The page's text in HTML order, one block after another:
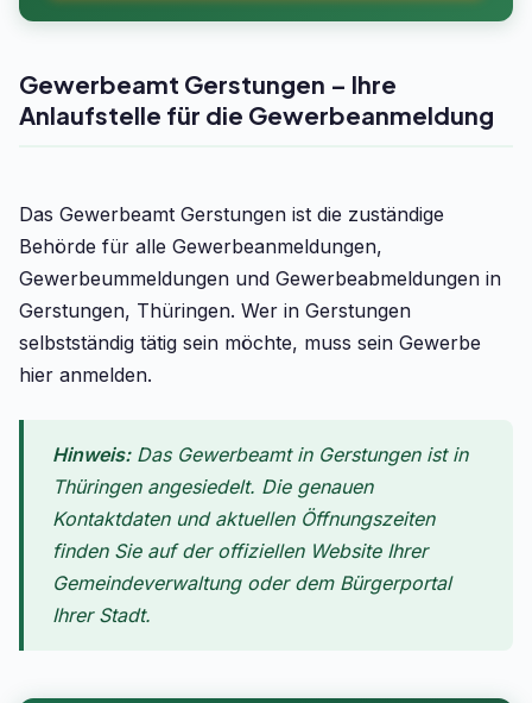
Gewerbeamt Gerstungen – Ihre
Anlaufstelle für die Gewerbeanmeldung
Das Gewerbeamt Gerstungen ist die zuständige
Behörde für alle Gewerbeanmeldungen,
Gewerbeummeldungen und Gewerbeabmeldungen in
Gerstungen, Thüringen. Wer in Gerstungen
selbstständig tätig sein möchte, muss sein Gewerbe
hier anmelden.
Hinweis:Das Gewerbeamt in Gerstungen ist in
Thüringen angesiedelt. Die genauen
Kontaktdaten und aktuellen Öffnungszeiten
finden Sie auf der offiziellen Website Ihrer
Gemeindeverwaltung oder dem Bürgerportal
Ihrer Stadt.